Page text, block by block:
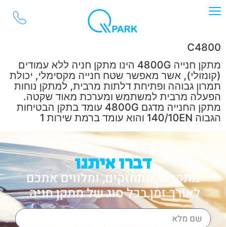
לתוכן
C4800
מתקן חנייה 4800G הינו מתקן חניה ללא עמודים
(קונזולי), אשר מאפשר שטח חנייה מקסימלי, יכולת
תמרון גבוהה ופתיחת דלתות מרבית, למתקן נוחות
הפעלה מרבית למשתמש ומערכת מאוד שקטה.
מתקן החנייה מדגם 4800G עומד בתקן הבטיחות
הגבוה 140/10EN והוא עומד ברמת שירות 1
דברו איתנו
מתקנים, מתחזקים, ומלווים אתכם
לאורך זמן בכל סוג של מתקן חניה.